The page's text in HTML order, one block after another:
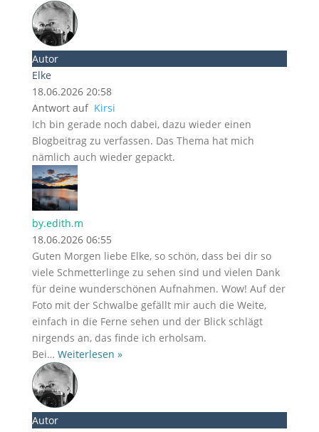
Autor
Elke
18.06.2026 20:58
Antwort auf Kirsi
Ich bin gerade noch dabei, dazu wieder einen
Blogbeitrag zu verfassen. Das Thema hat mich
nämlich auch wieder gepackt.
by.edith.m
18.06.2026 06:55
Guten Morgen liebe Elke, so schön, dass bei dir so
viele Schmetterlinge zu sehen sind und vielen Dank
für deine wunderschönen Aufnahmen. Wow! Auf der
Foto mit der Schwalbe gefällt mir auch die Weite,
einfach in die Ferne sehen und der Blick schlägt
nirgends an, das finde ich erholsam.
Bei… Weiterlesen »
Autor